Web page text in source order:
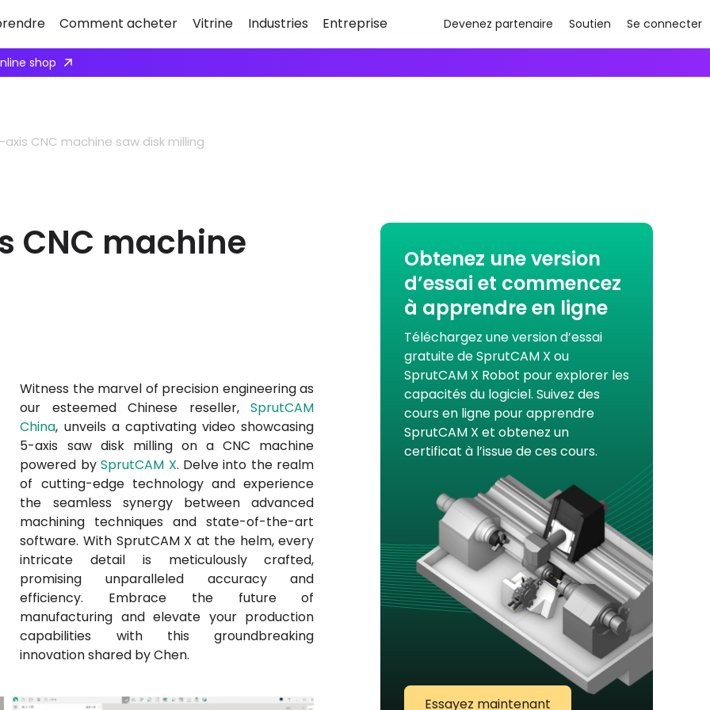
Comment acheter Vitrine Industries Entreprise Devenez partenaire Soutien Se connecter
shop
axis CNC machine saw disk milling
CNC machine
Witness the marvel of precision engineering as
our esteemed Chinese reseller,SprutCAM
China, unveils a captivating video showcasing
5-axis saw disk milling on a CNC machine
powered by SprutCAM X. Delve into the realm
of cutting-edge technology and experience
the seamless synergy between advanced
machining techniques and state-of-the-art
software. With SprutCAM X at the helm, every
intricate detail is meticulously crafted,
promising unparalleled accuracy and
efficiency. Embrace the future of
manufacturing and elevate your production
capabilities with this groundbreaking
innovation shared by Chen.
Obtenez une version
d’essai et commencez
à apprendre en ligne
Téléchargez une version d’essai
gratuite de SprutCAM X ou
SprutCAM X Robot pour explorer les
capacités du logiciel. Suivez des
cours en ligne pour apprendre
SprutCAM X et obtenez un
certificat à l’issue de ces cours.
Essayez maintenant